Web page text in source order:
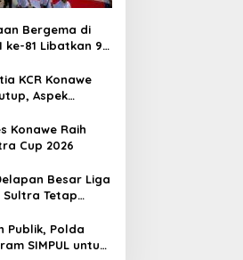
Bergema di
ke-81 Libatkan 98
KCR Konawe
Aspek
Konawe Raih
Cup 2026
Besar Liga
Sultra Tetap
Publik, Polda
SIMPUL untuk